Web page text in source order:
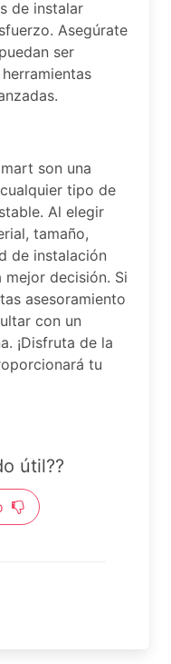
de instalar
Asegúrate
ser
son una
tipo de
Al elegir
tamaño,
de instalación
decisión. Si
asesoramiento
con un
¡Disfruta de la
tu
útil??